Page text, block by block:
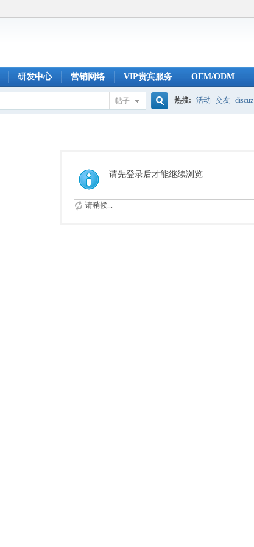
研发中心 营销网络 VIP贵宾服务 OEM/ODM
帖子
索
热搜: 活动 交友 discuz
请先登录后才能继续浏览
请稍候...